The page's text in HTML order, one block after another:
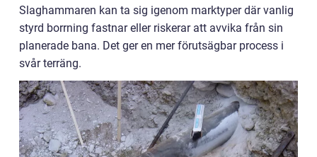
Slaghammaren kan ta sig igenom marktyper där vanlig
styrd borrning fastnar eller riskerar att avvika från sin
planerade bana. Det ger en mer förutsägbar process i
svår terräng.